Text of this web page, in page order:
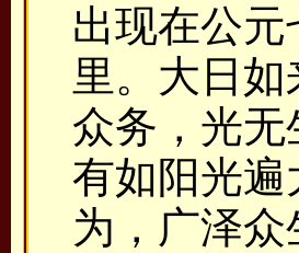
出现在公
里。大日
众务，光
有如阳光
为，广泽